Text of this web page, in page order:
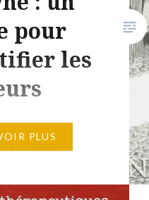
pour
les
livre est très
garçon doit
où la situation
PLUS